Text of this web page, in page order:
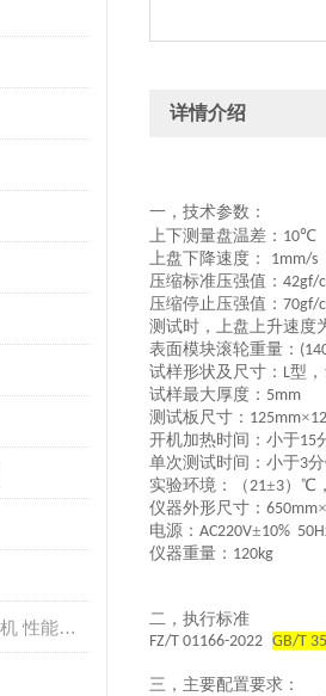
人工心脏瓣膜疲劳试验机 性能稳定
详情介绍
一， 技术参数：
上下测量盘温差： 10℃
上盘下降速度： 1mm/s
压缩标准压强值： 42gf/c
压缩停止压强值： 70gf/c
测试时， 上盘上升速度
表面模块滚轮重量：
试样形状及尺寸： L型，
试样最大厚度 ： 5mm
测试板尺寸： 125mm×
开机加热时间： 小于15
单次测试时间： 小于3
实验环境： （21±3）℃
仪器外形尺寸： 650mm×
电源 ： AC220V±10%
仪器重量： 120kg
二， 执行标准
FZ/T 01166-2022 GB/T
三， 主要配置要求 ：